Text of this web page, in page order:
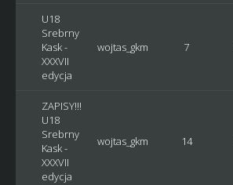
U18
Srebrny
Kask -
XXXVII
edycja
wojtas_gkm 7
ZAPISY!!!
U18
Srebrny
Kask -
XXXVII
edycja
wojtas_gkm 14